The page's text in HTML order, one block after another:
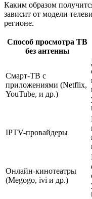
Каким образом
зависит от модели
регионе.
Способ просмотра ТВ
без антенны
Смарт-ТВ с
приложениями (Netflix,
YouTube, и др.)
IPTV-провайдеры
Онлайн-кинотеатры
(Megogo, ivi и др.)